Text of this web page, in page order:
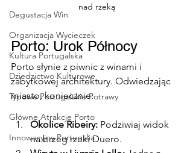
Degustacja Win
Organizacja Wycieczek
Kultura Portugalska
Dziedzictwo Kulturowe
Typowe Portugalskie Potrawy
Główne Atrakcje Porto
Innowacyjny Portugalia
nad rzeką
Porto: Urok Północy
Porto słynie z piwnic z winami i
zabytkowej architektury. Odwiedzając
miasto, koniecznie:
Okolice Ribeiry: Podziwiaj widok
na brzeg rzeki Duero.